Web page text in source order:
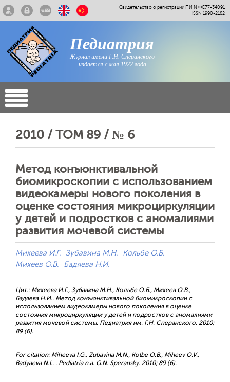
Свидетельство о регистрации ПИ N ФС77-34091
ISSN 1990-2182
Педиатрия
Журнал имени Г.Н. Сперанского
издается с мая 1922 года
2010 / ТОМ 89 / № 6
Метод конъюнктивальной
биомикроскопии с использованием
видеокамеры нового поколения в
оценке состояния микроциркуляции
у детей и подростков с аномалиями
развития мочевой системы
Михеева И.Г. Зубавина М.Н.
Кольбе О.Б.
Михеев О.В.
Бадяева Н.И.
Цит.: Михеева И.Г., Зубавина М.Н., Кольбе О.Б., Михеев О.В.,
Бадяева Н.И.. Метод конъюнктивальной биомикроскопии с
использованием видеокамеры нового поколения в оценке
состояния микроциркуляции у детей и подростков с аномалиями
развития мочевой системы. Педиатрия им. Г.Н. Сперанского. 2010;
89 (6).
For citation: Miheeva I.G., Zubavina M.N., Kolbe O.B., Miheev O.V.,
Badyaeva N.I.. . Pediatria n.a. G.N. Speransky. 2010; 89 (6).